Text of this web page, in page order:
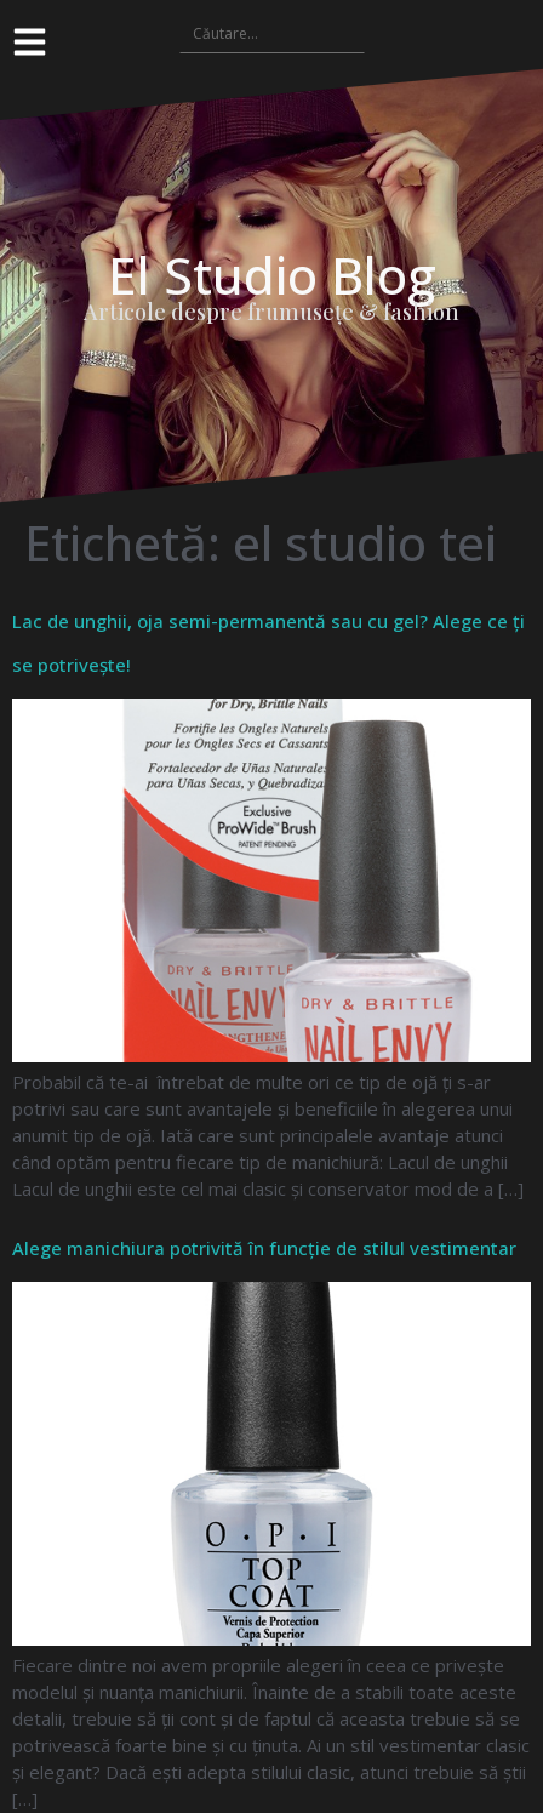
El Studio Blog
Articole despre frumuseţe & fashion
Etichetă: el studio tei
Lac de unghii, oja semi-permanentă sau cu gel? Alege ce ți
se potrivește!
Probabil că te-ai întrebat de multe ori ce tip de ojă ți s-ar
potrivi sau care sunt avantajele și beneficiile în alegerea unui
anumit tip de ojă. Iată care sunt principalele avantaje atunci
când optăm pentru fiecare tip de manichiură: Lacul de unghii
Lacul de unghii este cel mai clasic și conservator mod de a […]
Alege manichiura potrivită în funcție de stilul vestimentar
Fiecare dintre noi avem propriile alegeri în ceea ce privește
modelul și nuanța manichiurii. Înainte de a stabili toate aceste
detalii, trebuie să ții cont și de faptul că aceasta trebuie să se
potrivească foarte bine și cu ținuta. Ai un stil vestimentar clasic
și elegant? Dacă ești adepta stilului clasic, atunci trebuie să știi
[…]